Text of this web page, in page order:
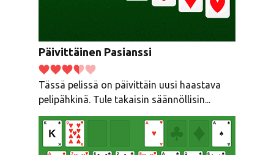
Päivittäinen Pasianssi
Tässä pelissä on päivittäin uusi haastava
pelipähkinä. Tule takaisin säännöllisin...